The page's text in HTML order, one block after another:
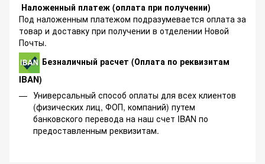
Наложенный платеж (оплата при получении)
Под наложенным платежом подразумевается оплата за
товар и доставку при получении в отделении Новой
Почты.
Безналичный расчет (Оплата по реквизитам
IBAN)
Универсальный способ оплаты для всех клиентов
(физических лиц, ФОП, компаний) путем
банковского перевода на наш счет IBAN по
предоставленным реквизитам.